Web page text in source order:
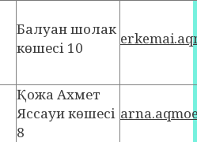
Балуан шолак
көшесі 10
Қожа Ахмет
Яссауи көшесі
8